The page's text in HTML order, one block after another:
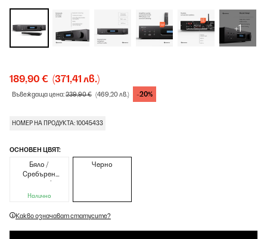
+1
189,90 € (371,41 лв.)
Въвеждаща цена:239,90 € (469,20 лв.) -20%
НОМЕР НА ПРОДУКТА: 10045433
ОСНОВЕН ЦВЯТ:
Бяло /
Сребърен
металик
Налично
Черно
Какво означават статусите?